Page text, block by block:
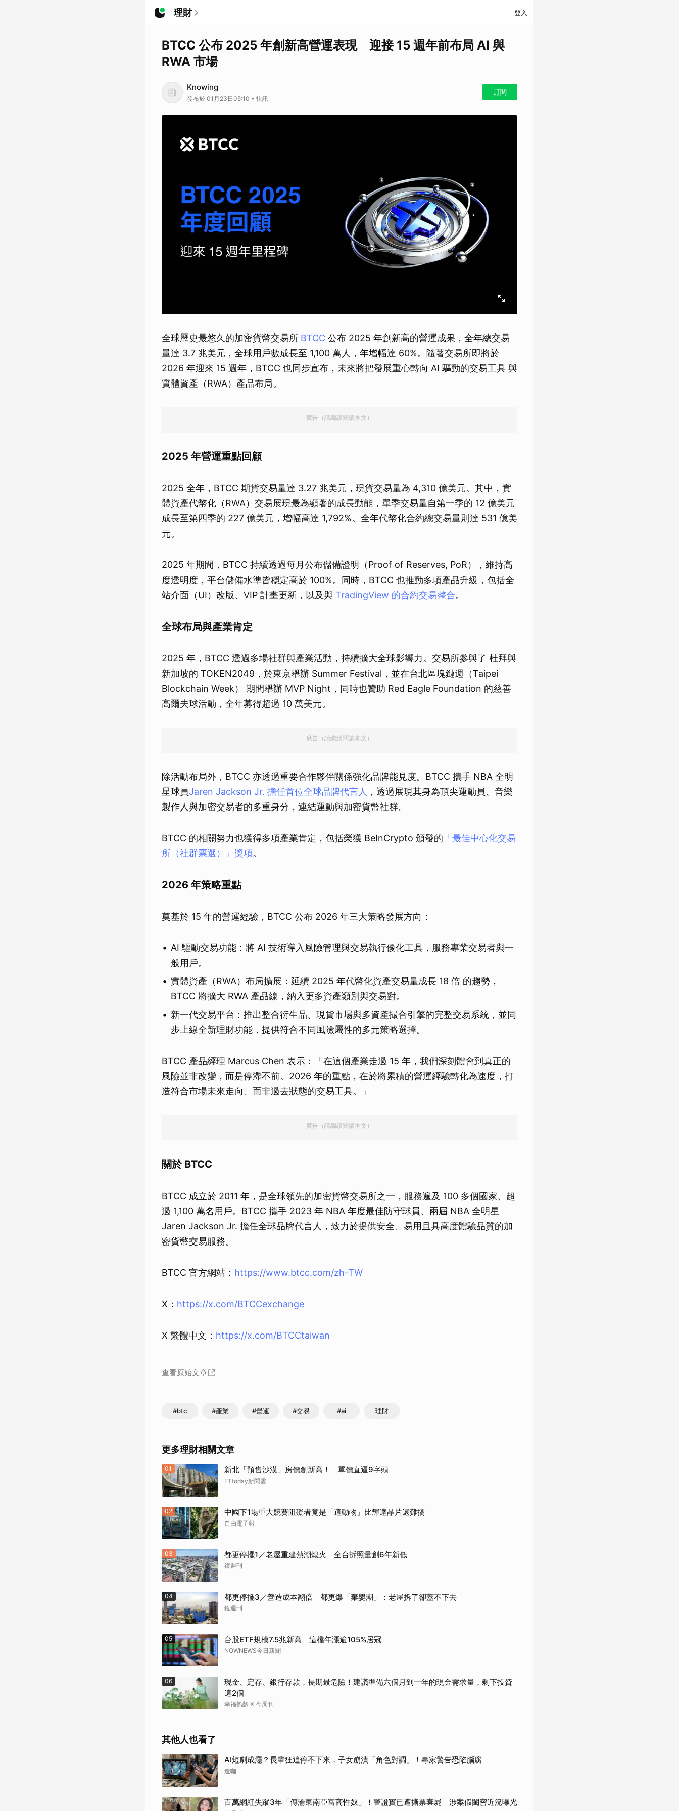
理財 登入
BTCC 公布 2025 年創新高營運表現 迎接 15 週年前布局 AI 與
RWA 市場
Knowing
發布於 01月23日05:10 • 快訊
訂閱
全球歷史最悠久的加密貨幣交易所 BTCC 公布 2025 年創新高的營運成果，全年總交易
量達 3.7 兆美元，全球用戶數成長至 1,100 萬人，年增幅達 60%。隨著交易所即將於
2026 年迎來 15 週年，BTCC 也同步宣布，未來將把發展重心轉向 AI 驅動的交易工具 與
實體資產（RWA）產品布局。
廣告（請繼續閱讀本文）
2025 年營運重點回顧
2025 全年，BTCC 期貨交易量達 3.27 兆美元，現貨交易量為 4,310 億美元。其中，實
體資產代幣化（RWA）交易展現最為顯著的成長動能，單季交易量自第一季的 12 億美元
成長至第四季的 227 億美元，增幅高達 1,792%。全年代幣化合約總交易量則達 531 億美
元。
2025 年期間，BTCC 持續透過每月公布儲備證明（Proof of Reserves, PoR），維持高
度透明度，平台儲備水準皆穩定高於 100%。同時，BTCC 也推動多項產品升級，包括全
站介面（UI）改版、VIP 計畫更新，以及與 TradingView 的合約交易整合。
全球布局與產業肯定
2025 年，BTCC 透過多場社群與產業活動，持續擴大全球影響力。交易所參與了 杜拜與
新加坡的 TOKEN2049，於東京舉辦 Summer Festival，並在台北區塊鏈週（Taipei
Blockchain Week） 期間舉辦 MVP Night，同時也贊助 Red Eagle Foundation 的慈善
高爾夫球活動，全年募得超過 10 萬美元。
廣告（請繼續閱讀本文）
除活動布局外，BTCC 亦透過重要合作夥伴關係強化品牌能見度。BTCC 攜手 NBA 全明
星球員Jaren Jackson Jr. 擔任首位全球品牌代言人 ，透過展現其身為頂尖運動員、音樂
製作人與加密交易者的多重身分，連結運動與加密貨幣社群。
BTCC 的相關努力也獲得多項產業肯定，包括榮獲 BeInCrypto 頒發的 「最佳中心化交易
所（社群票選）」獎項。
2026 年策略重點
奠基於 15 年的營運經驗，BTCC 公布 2026 年三大策略發展方向：
AI 驅動交易功能：將 AI 技術導入風險管理與交易執行優化工具，服務專業交易者與一
般用戶。
實體資產（RWA）布局擴展：延續 2025 年代幣化資產交易量成長 18 倍 的趨勢，
BTCC 將擴大 RWA 產品線，納入更多資產類別與交易對。
新一代交易平台：推出整合衍生品、現貨市場與多資產撮合引擎的完整交易系統，並同
步上線全新理財功能，提供符合不同風險屬性的多元策略選擇。
BTCC 產品經理 Marcus Chen 表示：「在這個產業走過 15 年，我們深刻體會到真正的
風險並非改變，而是停滯不前。2026 年的重點，在於將累積的營運經驗轉化為速度，打
造符合市場未來走向、而非過去狀態的交易工具。」
廣告（請繼續閱讀本文）
關於 BTCC
BTCC 成立於 2011 年，是全球領先的加密貨幣交易所之一，服務遍及 100 多個國家、超
過 1,100 萬名用戶。BTCC 攜手 2023 年 NBA 年度最佳防守球員、兩屆 NBA 全明星
Jaren Jackson Jr. 擔任全球品牌代言人，致力於提供安全、易用且具高度體驗品質的加
密貨幣交易服務。
BTCC 官方網站： https://www.btcc.com/zh-TW
X： https://x.com/BTCCexchange
X 繁體中文： https://x.com/BTCCtaiwan
查看原始文章
#btc #產業 #營運 #交易 #ai 理財
更多理財相關文章
01 新北「預售沙漠」房價創新高！ 單價直逼9字頭
ETtoday新聞雲
02 中國下1場重大競賽阻礙者竟是「這動物」比輝達晶片還難搞
自由電子報
03 都更停擺1／老屋重建熱潮熄火 全台拆照量創6年新低
鏡週刊
04 都更停擺3／營造成本翻倍 都更爆「棄嬰潮」：老屋拆了卻蓋不下去
鏡週刊
05 台股ETF規模7.5兆新高 這檔年漲逾105%居冠
NOWNEWS今日新聞
06
現金、定存、銀行存款，長期最危險！建議準備六個月到一年的現金需求量，剩下投資
這2個
幸福熟齡 X 今周刊
其他人也看了
AI短劇成癮？長輩狂追停不下來，子女崩潰「角色對調」！專家警告恐陷腦腐
造咖
百萬網紅失蹤3年「傳淪東南亞富商性奴」！警證實已遭撕票棄屍 涉案假閨密近況曝光